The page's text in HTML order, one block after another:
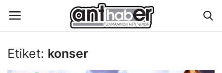
Etiket: konser